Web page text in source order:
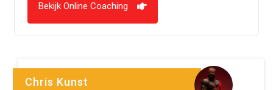
Bekijk Online Coaching
Chris Kunst